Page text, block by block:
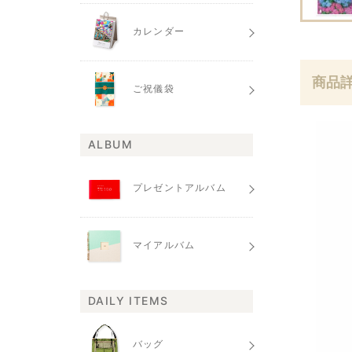
商品
カレンダー
ご祝儀袋
ALBUM
プレゼントアルバム
マイアルバム
DAILY ITEMS
バッグ